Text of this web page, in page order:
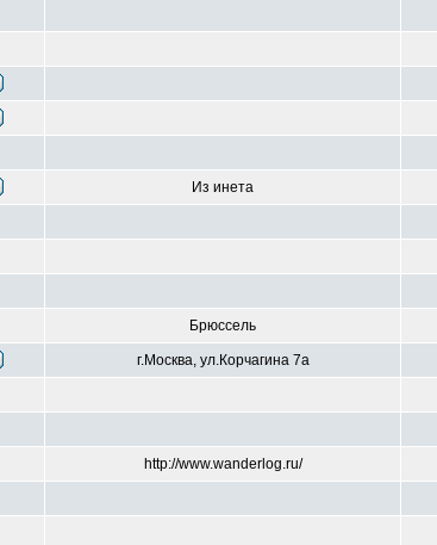
Из инета
Брюссель
г.Москва, ул.Корчагина 7а
http://www.wanderlog.ru/